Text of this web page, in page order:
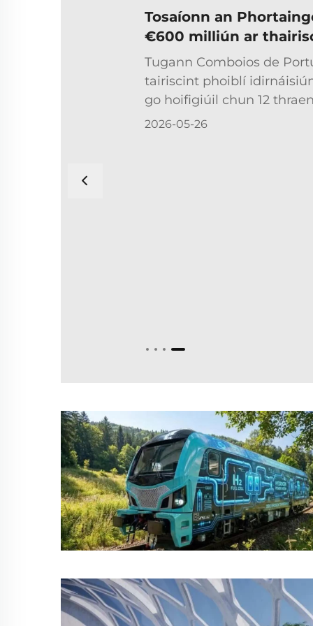
Tosaíonn an
€600 milliún ar
thraenacha ar shpeidh
Tugann Comboios de
tairiscint phoiblí
go hoifigiúil chun 12
cheannach, leis an
2026-05-26